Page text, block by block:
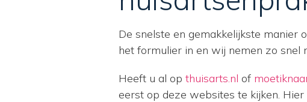
De snelste en gemakkelijkste manier
het formulier in en wij nemen zo snel
Heeft u al op thuisarts.nl of
eerst op deze websites te kijken.